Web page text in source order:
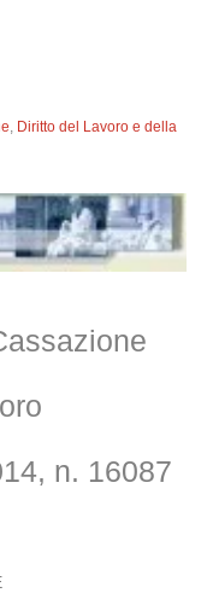
, Diritto del Lavoro e della
n. 16087